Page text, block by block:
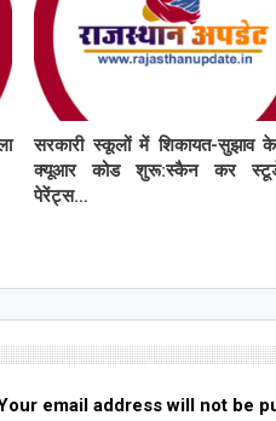
सरकारी स्कूलों में शिकायत-सुझाव
क्यूआर कोड शुरू:स्कैन कर
पेरेंट्स…
email address will not be